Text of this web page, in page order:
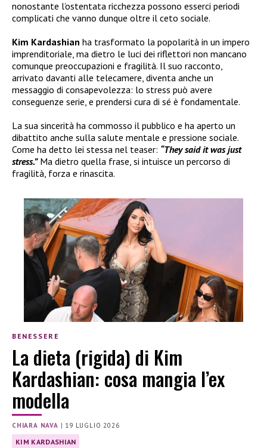
nonostante l’ostentata ricchezza possono esserci periodi
complicati che vanno dunque oltre il ceto sociale.
Kim Kardashian ha trasformato la popolarità in un impero
imprenditoriale, ma dietro le luci dei riflettori non mancano
comunque preoccupazioni e fragilità. Il suo racconto,
arrivato davanti alle telecamere, diventa anche un
messaggio di consapevolezza: lo stress può avere
conseguenze serie, e prendersi cura di sé è fondamentale.
La sua sincerità ha commosso il pubblico e ha aperto un
dibattito anche sulla salute mentale e pressione sociale.
Come ha detto lei stessa nel teaser: “They said it was just
stress.”Ma dietro quella frase, si intuisce un percorso di
fragilità, forza e rinascita.
BENESSERE
La dieta (rigida) di Kim
Kardashian: cosa mangia l’ex
modella
CHIARA NAVA | 19 LUGLIO 2026
KIM KARDASHIAN